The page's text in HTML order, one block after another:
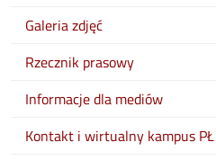
Galeria zdjęć
Rzecznik prasowy
Informacje dla mediów
Kontakt i wirtualny kampus PŁ